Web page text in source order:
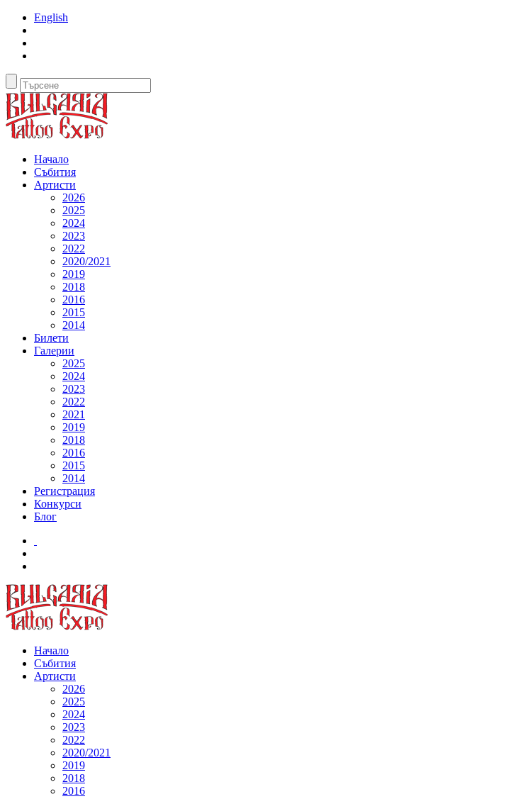
English
Начало
Събития
Артисти
2026
2025
2024
2023
2022
2020/2021
2019
2018
2016
2015
2014
Билети
Галерии
2025
2024
2023
2022
2021
2019
2018
2016
2015
2014
Регистрация
Конкурси
Блог
Начало
Събития
Артисти
2026
2025
2024
2023
2022
2020/2021
2019
2018
2016